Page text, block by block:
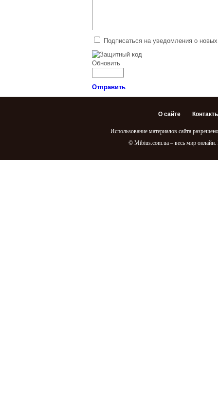
Подписаться на уведомления о
Обновить
Отправить
О сайте
Использование материалов сайта
© Mibius.com.ua – весь мир онлайн.